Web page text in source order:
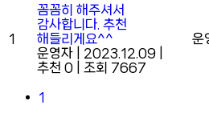
1
꼼꼼히 해주셔서
감사합니다. 추천
해들리게요^^
운영자
2023.12.09
추천 0
조회 7667
운
1